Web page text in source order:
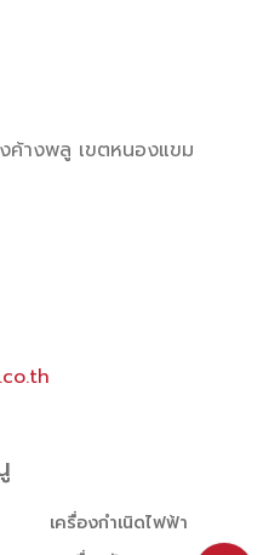
ค้างพลู เขตหนองแขม
เครื่องกำเนิดไฟฟ้า